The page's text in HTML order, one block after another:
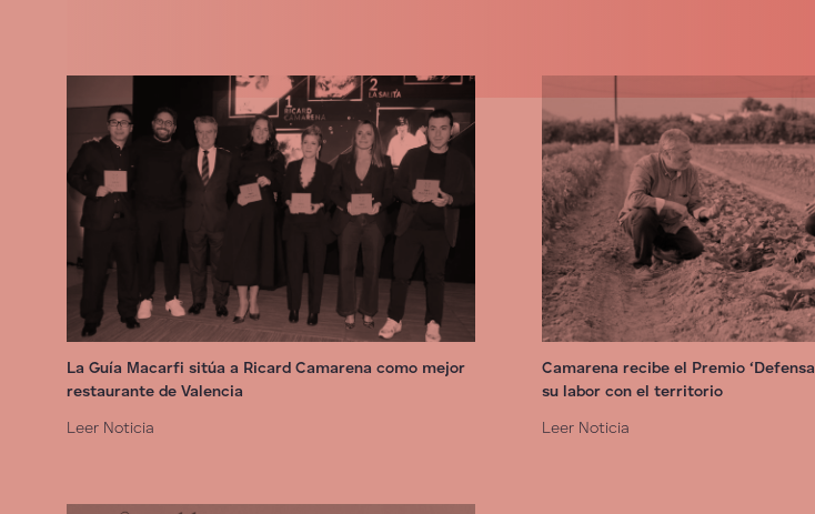
La Guía Macarfi sitúa a Ricard Camarena como mejor
restaurante de Valencia
Leer Noticia
Camarena recibe el Premio
su labor con el territorio
Leer Noticia